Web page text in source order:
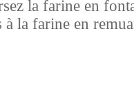
la farine en
à la farine en